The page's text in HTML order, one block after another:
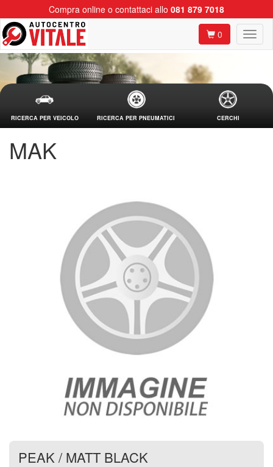
Compra online o contattaci allo 081 879 7018
0
RICERCA PER VEICOLO RICERCA PER PNEUMATICI CERCHI
MAK
PEAK / MATT BLACK